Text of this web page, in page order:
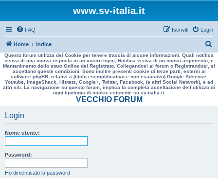
www.sv-italia.it
FAQ Login
Iscriviti
Home Indice
e
r
a
Questo forum utilizza dei Cookie per tenere traccia di alcune informazioni. Quali notifica
visiva di una nuova risposta in un vostro topic, Notifica visiva di un nuovo argomento, e
Mantenimento dello stato Online del Registrato. Collegandosi al forum o Registrandosi, si
accettano queste condizioni. Sono inoltre presenti cookie di terze parti, esterni al
software phpBB, relativi a (titolo esemplificativo e non esaustivo) Google Adsense,
Youtube, ImageShack, Histats, Google+, Twitter, Facebook, (e altri Social Network), e ad
altri siti. La navigazione su questo forum, implica la completa accettazione dell’utilizzo di
ogni tipologia di cookie esistente su sv-italia.it.
VECCHIO FORUM
Login
Nome utente:
Password:
Ho dimenticato la password